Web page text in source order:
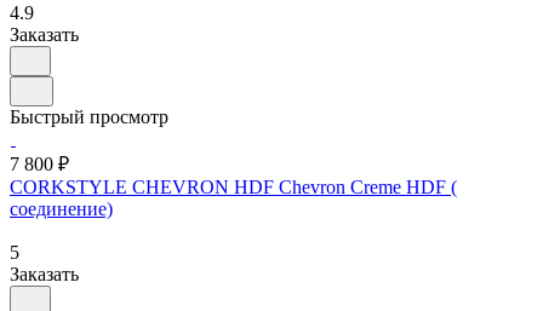
4.9
Заказать
Быстрый просмотр
7 800 ₽
CORKSTYLE CHEVRON HDF Chevron Creme HDF (
соединение)
5
Заказать